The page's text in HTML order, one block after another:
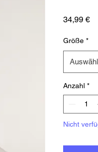
34,99 €
Größe *
Anzahl *
Nicht